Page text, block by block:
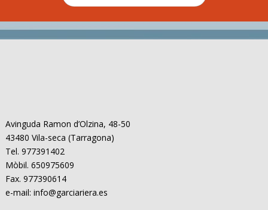
Avinguda Ramon d’Olzina, 48-50
43480 Vila-seca (Tarragona)
Tel. 977391402
Mòbil. 650975609
Fax. 977390614
e-mail: info@garciariera.es